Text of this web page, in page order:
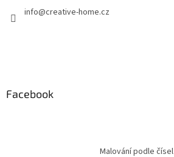
info@creative-home.cz
Facebook
Malování podle čísel